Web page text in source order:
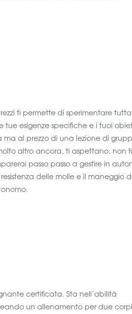
ti permette di sperimentare tutta
tue esigenze specifiche e i tuoi
al prezzo di una lezione di
altro ancora, ti aspettano: non
passo passo a gestire in
delle molle e il maneggio
certificata. Sta nell’abilità
un allenamento per due corpi